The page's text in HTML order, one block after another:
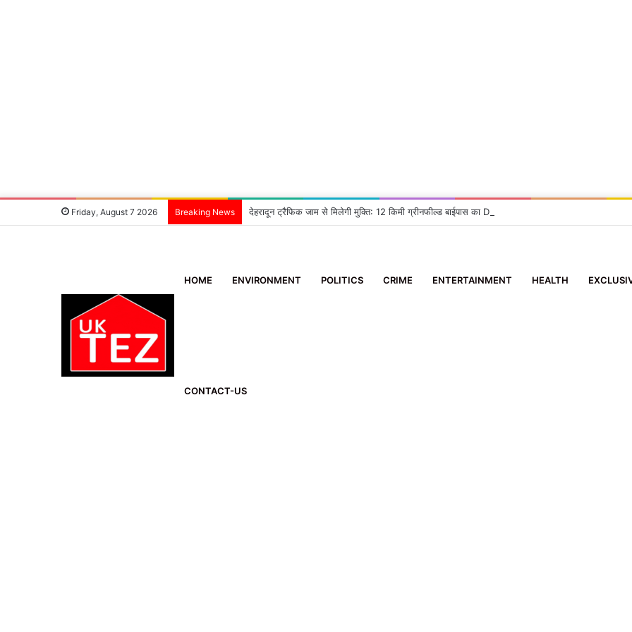
Friday, August 7 2026 Breaking News देहरादून ट्रैफिक जाम से मिलेगी मुक्ति: 12 किमी ग्रीनफील्ड बाईपास का DM ने किया निरीक्षण, दिए सख्त निर्देश
HOME ENVIRONMENT POLITICS CRIME ENTERTAINMENT HEALTH
CONTACT-US